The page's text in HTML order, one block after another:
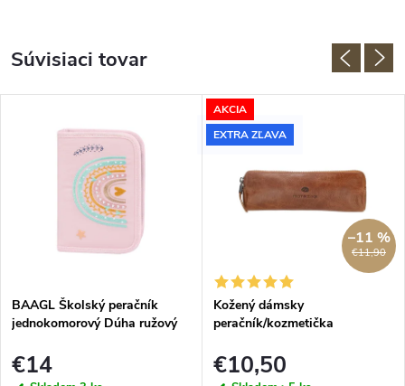
Súvisiaci tovar
BAAGL Školský peračník
jednokomorový Dúha ružový
€14
AKCIA
EXTRA ZĽAVA
€11,90
–11 %
Kožený dámsky
peračník/kozmetička
€10,50